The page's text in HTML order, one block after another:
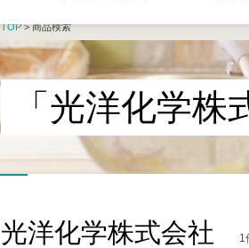
TOP> 商品検索
「光洋化学
光洋化学株式会社 1